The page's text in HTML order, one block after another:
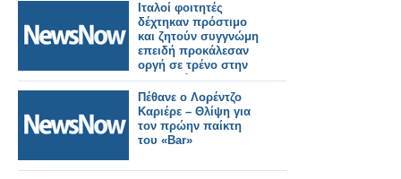
Ιταλοί φοιτητές
δέχτηκαν πρόστιμο
και ζητούν συγγνώμη
επειδή προκάλεσαν
οργή σε τρένο στην
Μπανγκόκ.
Πέθανε ο Λορέντζο
Καριέρε – Θλίψη για
τον πρώην παίκτη
του «Bar»